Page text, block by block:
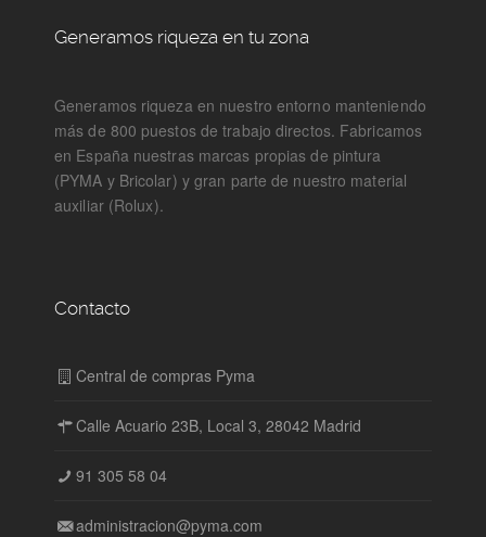
Generamos riqueza en tu zona
Generamos riqueza en nuestro entorno manteniendo
más de 800 puestos de trabajo directos. Fabricamos
en España nuestras marcas propias de pintura
(PYMA y Bricolar) y gran parte de nuestro material
auxiliar (Rolux).
Contacto
Central de compras Pyma
Calle Acuario 23B, Local 3, 28042 Madrid
91 305 58 04
administracion@pyma.com